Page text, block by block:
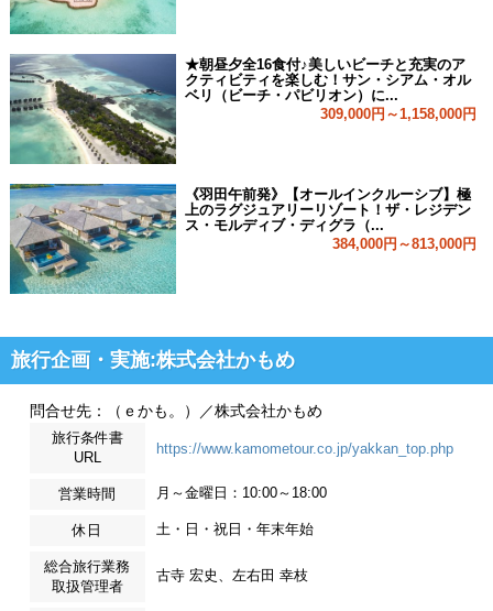
★朝昼夕全16食付♪美しいビーチと充実のア
クティビティを楽しむ！サン・シアム・オル
ベリ（ビーチ・パビリオン）に...
309,000円～1,158,000円
《羽田午前発》【オールインクルーシブ】極
上のラグジュアリーリゾート！ザ・レジデン
ス・モルディブ・ディグラ（...
384,000円～813,000円
旅行企画・実施:株式会社かもめ
問合せ先：（ｅかも。）／株式会社かもめ
旅行条件書
URL
https://www.kamometour.co.jp/yakkan_top.php
営業時間 月～金曜日：10:00～18:00
休日 土・日・祝日・年末年始
総合旅行業務
取扱管理者
古寺 宏史、左右田 幸枝